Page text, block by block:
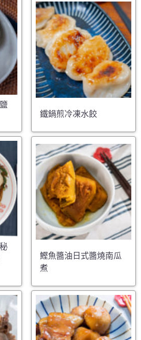
鐵鍋煎冷凍水餃
鰹魚醬油日式醬燒南瓜
煮